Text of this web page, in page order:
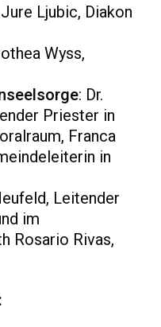
Ljubic, Diakon
Wyss,
: Dr.
Priester in
Franca
in
Leitender
im
Rosario Rivas,